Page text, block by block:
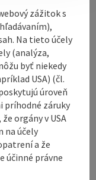
zážitok s
Na tieto účely
(analýza,
byť niekedy
USA) (čl.
úroveň
príhodné záruky
orgány v USA
na účely
a že
účinné právne